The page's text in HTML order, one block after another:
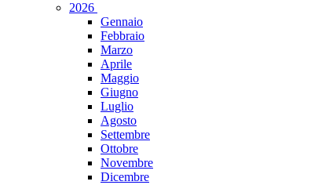
2026
Gennaio
Febbraio
Marzo
Aprile
Maggio
Giugno
Luglio
Agosto
Settembre
Ottobre
Novembre
Dicembre